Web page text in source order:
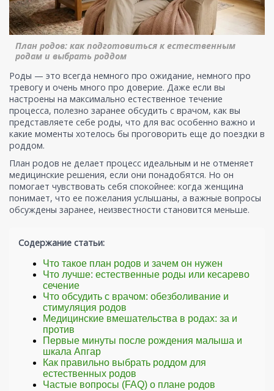
План родов: как подготовиться к естественным
родам и выбрать роддом
Роды — это всегда немного про ожидание, немного про
тревогу и очень много про доверие. Даже если вы
настроены на максимально естественное течение
процесса, полезно заранее обсудить с врачом, как вы
представляете себе роды, что для вас особенно важно и
какие моменты хотелось бы проговорить еще до поездки в
роддом.
План родов не делает процесс идеальным и не отменяет
медицинские решения, если они понадобятся. Но он
помогает чувствовать себя спокойнее: когда женщина
понимает, что ее пожелания услышаны, а важные вопросы
обсуждены заранее, неизвестности становится меньше.
Содержание статьи:
Что такое план родов и зачем он нужен
Что лучше: естественные роды или кесарево
сечение
Что обсудить с врачом: обезболивание и
стимуляция родов
Медицинские вмешательства в родах: за и
против
Первые минуты после рождения малыша и
шкала Апгар
Как правильно выбрать роддом для
естественных родов
Частые вопросы (FAQ) о плане родов